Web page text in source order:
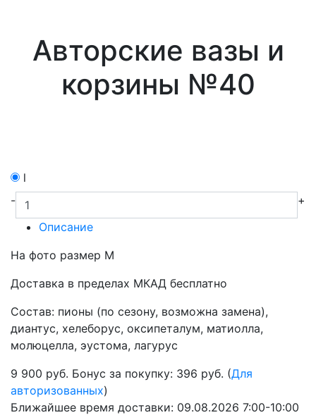
Авторские вазы и
корзины №40
l
-
+
Описание
На фото размер М
Доставка в пределах МКАД бесплатно
Состав: пионы (по сезону, возможна замена),
диантус, хелеборус, оксипеталум, матиолла,
молюцелла, эустома, лагурус
9 900 руб. Бонус за покупку: 396 руб. (Для
авторизованных)
Ближайшее время доставки: 09.08.2026 7:00-10:00